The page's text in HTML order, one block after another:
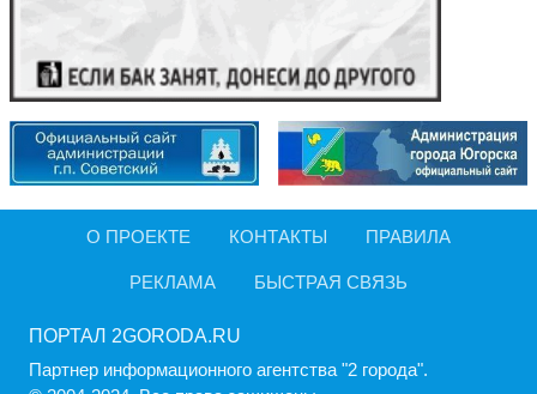
О ПРОЕКТЕ КОНТАКТЫ ПРАВИЛА
РЕКЛАМА БЫСТРАЯ СВЯЗЬ
ПОРТАЛ 2GORODA.RU
Партнер информационного агентства "2 города".